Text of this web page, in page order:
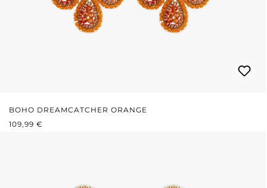
BOHO DREAMCATCHER ORANGE
PRIX RÉGULIER :
109,99 €